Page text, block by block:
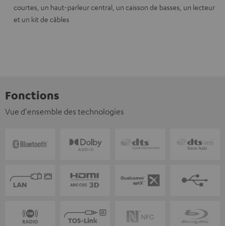
courtes, un haut-parleur central, un caisson de basses, un lecteur
et un kit de câbles
Fonctions
Vue d'ensemble des technologies